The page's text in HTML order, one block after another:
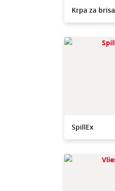
Krpa za
SpillEx